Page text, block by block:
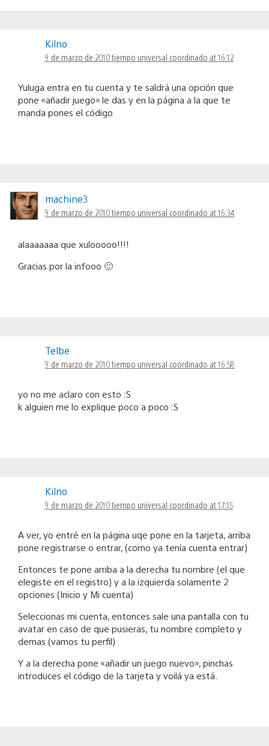
Kilno
9 de marzo de 2010 tiempo universal coordinado at 16:12
Yuluga entra en tu cuenta y te saldrá una opción que
pone «añadir juego» le das y en la página a la que te
manda pones el código
machine3
9 de marzo de 2010 tiempo universal coordinado at 16:34
alaaaaaaa que xulooooo!!!!
Gracias por la infooo 🙂
Telbe
9 de marzo de 2010 tiempo universal coordinado at 16:58
yo no me aclaro con esto :S
k alguien me lo explique poco a poco :S
Kilno
9 de marzo de 2010 tiempo universal coordinado at 17:15
A ver, yo entré en la página uqe pone en la tarjeta, arriba
pone registrarse o entrar, (como ya tenía cuenta entrar)
Entonces te pone arriba a la derecha tu nombre (el que
elegiste en el registro) y a la izquierda solamente 2
opciones (Inicio y Mi cuenta)
Seleccionas mi cuenta, entonces sale una pantalla con tu
avatar en caso de que pusieras, tu nombre completo y
demas (vamos tu perfil)
Y a la derecha pone «añadir un juego nuevo», pinchas
introduces el código de la tarjeta y voilá ya está.